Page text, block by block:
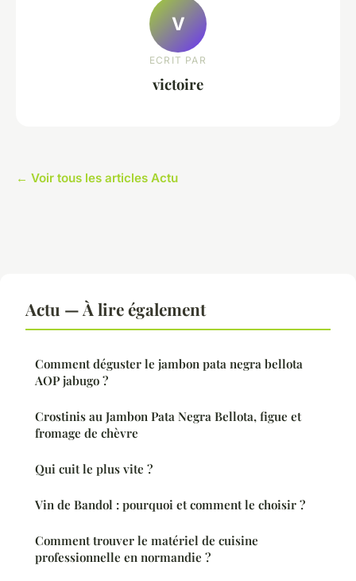
V
ECRIT PAR
victoire
← Voir tous les articles Actu
Actu — À lire également
Comment déguster le jambon pata negra bellota
AOP jabugo ?
Crostinis au Jambon Pata Negra Bellota, figue et
fromage de chèvre
Qui cuit le plus vite ?
Vin de Bandol : pourquoi et comment le choisir ?
Comment trouver le matériel de cuisine
professionnelle en normandie ?